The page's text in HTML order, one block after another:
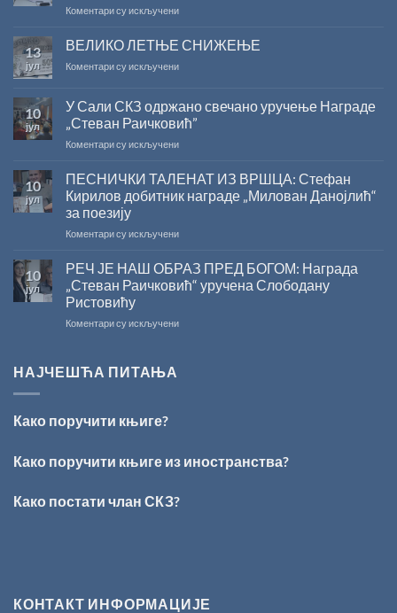
Коментари су искљученина
РАДОЈЧИЋ
ЖИЧКЕ
2026.
ГОДИНУ
13
јул
ВЕЛИКО ЛЕТЊЕ СНИЖЕЊЕ
Коментари су искљученина
СНИЖЕЊЕ
10
јул
У Сали СКЗ одржано свечано уручење Награде
„Стеван Раичковић”
Коментари су искљученина
Сали
одржано
уручење
„Стеван
Раичковић”
10
јул
ПЕСНИЧКИ ТАЛЕНАТ ИЗ ВРШЦА: Стефан
Кирилов добитник награде „Милован Данојлић“
за поезију
Коментари су искљученина
ТАЛЕНАТ
ИЗ
ВРШЦА:
Кирилов
10
јул
РЕЧ ЈЕ НАШ ОБРАЗ ПРЕД БОГОМ: Награда
„Стеван Раичковић“ уручена Слободану
Ристовићу
Коментари су искљученина
Раичковић“
Ристовићу
НАЈЧЕШЋА ПИТАЊА
Како поручити књиге?
Како поручити књиге из иностранства?
Како постати члан СКЗ?
КОНТАКТ ИНФОРМАЦИЈЕ